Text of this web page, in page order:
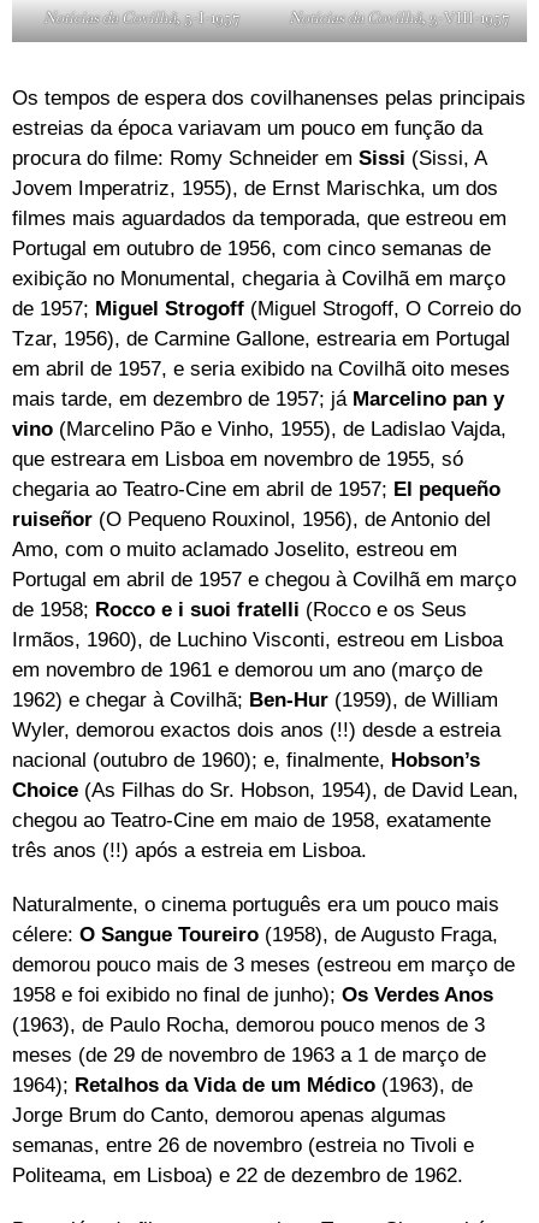
Notícias da Covilhã, 5-I-1957 Notícias da Covilhã, 3-VIII-1957
Os tempos de espera dos covilhanenses pelas principais
estreias da época variavam um pouco em função da
procura do filme: Romy Schneider em Sissi (Sissi, A
Jovem Imperatriz, 1955), de Ernst Marischka, um dos
filmes mais aguardados da temporada, que estreou em
Portugal em outubro de 1956, com cinco semanas de
exibição no Monumental, chegaria à Covilhã em março
de 1957; Miguel Strogoff (Miguel Strogoff, O Correio do
Tzar, 1956), de Carmine Gallone, estrearia em Portugal
em abril de 1957, e seria exibido na Covilhã oito meses
mais tarde, em dezembro de 1957; já Marcelino pan y
vino (Marcelino Pão e Vinho, 1955), de Ladislao Vajda,
que estreara em Lisboa em novembro de 1955, só
chegaria ao Teatro-Cine em abril de 1957; El pequeño
ruiseñor (O Pequeno Rouxinol, 1956), de Antonio del
Amo, com o muito aclamado Joselito, estreou em
Portugal em abril de 1957 e chegou à Covilhã em março
de 1958; Rocco e i suoi fratelli (Rocco e os Seus
Irmãos, 1960), de Luchino Visconti, estreou em Lisboa
em novembro de 1961 e demorou um ano (março de
1962) e chegar à Covilhã; Ben-Hur (1959), de William
Wyler, demorou exactos dois anos (!!) desde a estreia
nacional (outubro de 1960); e, finalmente, Hobson’s
Choice (As Filhas do Sr. Hobson, 1954), de David Lean,
chegou ao Teatro-Cine em maio de 1958, exatamente
três anos (!!) após a estreia em Lisboa.
Naturalmente, o cinema português era um pouco mais
célere: O Sangue Toureiro (1958), de Augusto Fraga,
demorou pouco mais de 3 meses (estreou em março de
1958 e foi exibido no final de junho); Os Verdes Anos
(1963), de Paulo Rocha, demorou pouco menos de 3
meses (de 29 de novembro de 1963 a 1 de março de
1964); Retalhos da Vida de um Médico (1963), de
Jorge Brum do Canto, demorou apenas algumas
semanas, entre 26 de novembro (estreia no Tivoli e
Politeama, em Lisboa) e 22 de dezembro de 1962.